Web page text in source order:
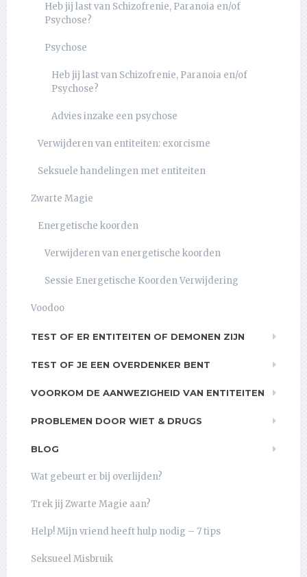
Heb jij last van Schizofrenie, Paranoia en/of
Psychose?
Psychose
Heb jij last van Schizofrenie, Paranoia en/of
Psychose?
Advies inzake een psychose
Verwijderen van entiteiten: exorcisme
Seksuele handelingen met entiteiten
Zwarte Magie
Energetische koorden
Verwijderen van energetische koorden
Sessie Energetische Koorden Verwijdering
Voodoo
TEST OF ER ENTITEITEN OF DEMONEN ZIJN
TEST OF JE EEN OVERDENKER BENT
VOORKOM DE AANWEZIGHEID VAN ENTITEITEN
PROBLEMEN DOOR WIET & DRUGS
BLOG
Wat gebeurt er bij overlijden?
Trek jij Zwarte Magie aan?
Help! Mijn vriend heeft hulp nodig – 7 tips
Seksueel Misbruik